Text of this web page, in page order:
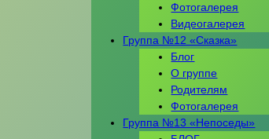
Фотогалерея
Видеогалерея
Группа №12 «Сказка»
Блог
О группе
Родителям
Фотогалерея
Группа №13 «Непоседы»